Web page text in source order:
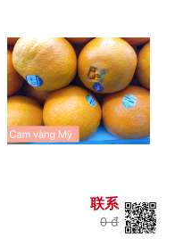
联系
0 đ